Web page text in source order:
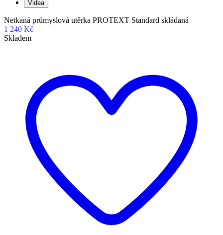
Videa
Netkaná průmyslová utěrka PROTEXT Standard skládaná
1 240 Kč
Skladem